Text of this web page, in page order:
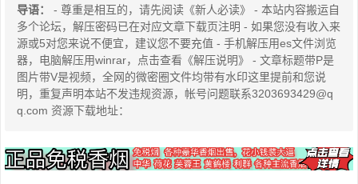
导语：
- 尊重是相互的，请先阅读《新人必读》 - 本站内容搬运自
多个论坛，解压密码已在对应文章下载页注明 - 如果您没有收入来
源或5对您来说不便宜，建议您不要充值 - 手机解压用es文件浏览
器，电脑解压用winrar，点击查看《解压说明》 - 文章标题带P是
图片带V是视频，全网的微密圈文件均带有水印这里提前和您说
明，重复声明本站不发违规资源，帐号问题联系3203693429@q
q.com 资源下载地址：